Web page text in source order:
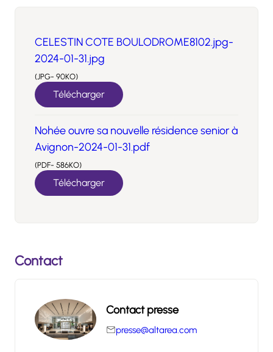
CELESTIN COTE BOULODROME8102.jpg-
2024-01-31.jpg
(JPG- 90KO)
Télécharger
Nohée ouvre sa nouvelle résidence senior à
Avignon-2024-01-31.pdf
(PDF- 586KO)
Télécharger
Contact
Contact presse
presse@altarea.com